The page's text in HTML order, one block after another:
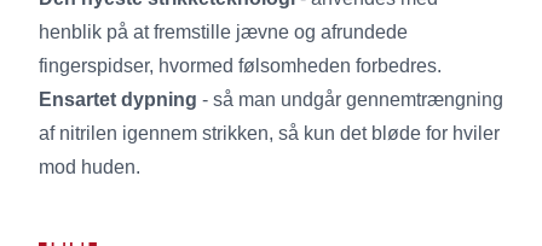
henblik på at fremstille jævne og afrundede
fingerspidser, hvormed følsomheden forbedres.
Ensartet dypning - så man undgår gennemtrængning
af nitrilen igennem strikken, så kun det bløde for hviler
mod huden.